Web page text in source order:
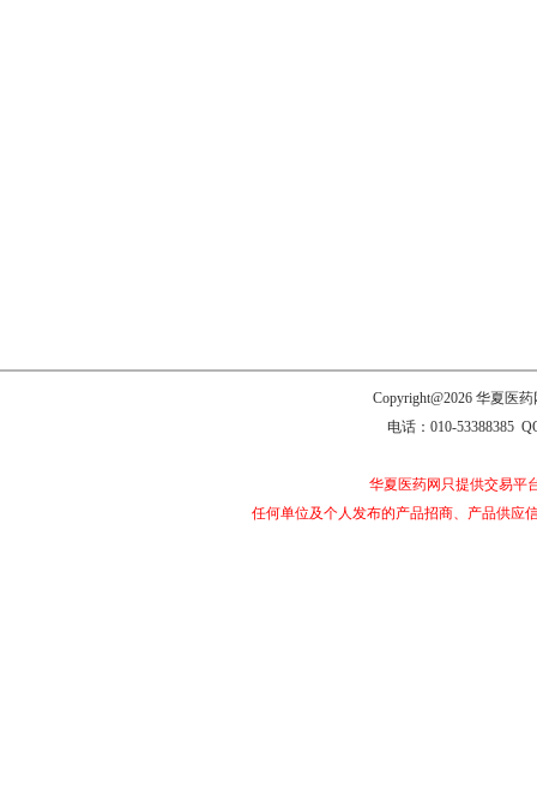
Copyright@2026 华夏医
电话：010-53388385
华夏医药网只提供交易平
任何单位及个人发布的产品招商、产品供应